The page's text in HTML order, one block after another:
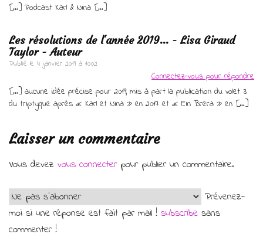
[…] Podcast Karl & Nina […]
Les résolutions de l'année 2019... - Lisa Giraud
Taylor - Auteur
Publié le 4 janvier 2019 à 10:02
Connectez-vous pour répondre
[…] aucune idée précise pour 2019, mis à part la publication du volet 3
du triptyque après « Karl et Nina » en 2017 et « Ein Brera » en […]
Laisser un commentaire
Vous devez vous connecterpour publier un commentaire.
Prévenez-
moi si une réponse est fait par mail ! subscribe sans
commenter !